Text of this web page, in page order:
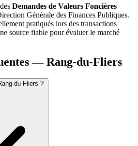
Demandes de Valeurs Foncières
Générale des Finances Publiques.
pratiqués lors des transactions
source fiable pour évaluer le marché
— Rang-du-Fliers
du-Fliers ?